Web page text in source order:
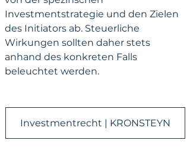
Investmentstrategie und den Zielen
des Initiators ab. Steuerliche
Wirkungen sollten daher stets
anhand des konkreten Falls
beleuchtet werden.
Investmentrecht | KRONSTEYN